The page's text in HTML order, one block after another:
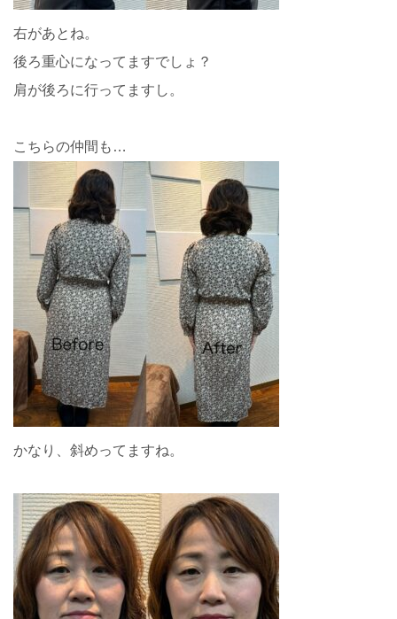
右があとね。
後ろ重心になってますでしょ？
肩が後ろに行ってますし。
こちらの仲間も…
かなり、斜めってますね。